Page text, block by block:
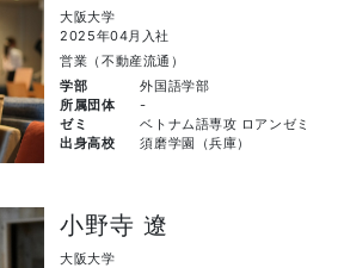
大阪大学
2025年04月入社
営業（不動産流通）
学部
外国語学部
所属団体
-
ゼミ
ベトナム語専攻 ロアンゼミ
出身高校
須磨学園（兵庫）
小野寺 遼
大阪大学